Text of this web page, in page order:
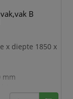
met
met
uitgerust
voor gedempte
B
x diepte 1850 x
mm